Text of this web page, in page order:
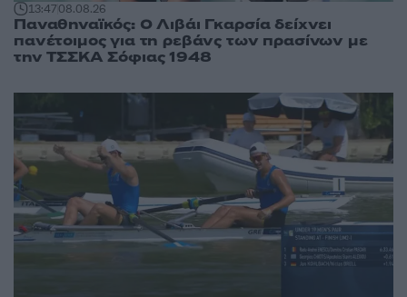
13:4708.08.26
Παναθηναϊκός: Ο Λιβάι Γκαρσία δείχνει
πανέτοιμος για τη ρεβάνς των πρασίνων με
την ΤΣΣΚΑ Σόφιας 1948